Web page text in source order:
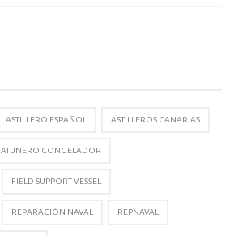
ASTILLERO ESPAÑOL ASTILLEROS CANARIAS
ATUNERO CONGELADOR
FIELD SUPPORT VESSEL
REPARACIÓN NAVAL REPNAVAL